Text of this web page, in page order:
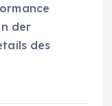
der
des